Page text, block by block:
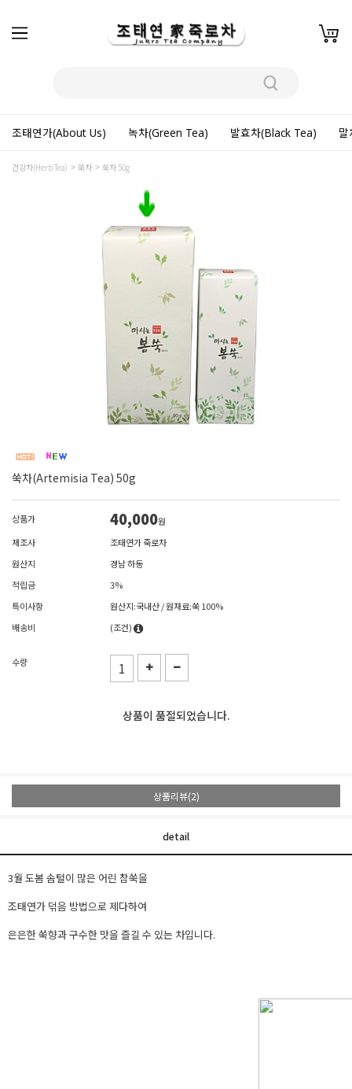
조태연가(About Us) 녹차(Green Tea) 발효차(Black Tea)
건강차(Herb Tea) 쑥차 쑥차 50g
쑥차(Artemisia Tea) 50g
상품가 40,000원
제조사
조태연가 죽로차
원산지
경남 하동
적립금
3%
특이사항
원산지:국내산 / 원재료:쑥 100%
배송비
(조건)
수량
상품이 품절되었습니다.
상품리뷰(2)
detail
3월 도봄 솜털이 많은 어린 참쑥을
조태연가 덖음 방법으로 제다하여
은은한 쑥향과 구수한 맛을 즐길 수 있는 차입니다.